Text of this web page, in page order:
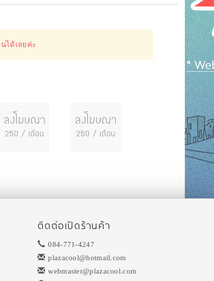
ได้เลยค่ะ
ติดต่อเปิดร้านค้า
084-771-4247
plazacool@hotmail.com
webmaster@plazacool.com